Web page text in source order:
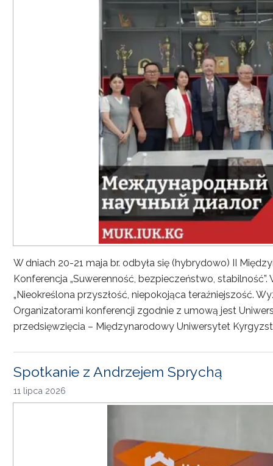
W dniach 20-21 maja br. odbyła się (hybrydowo) II
Konferencja „Suwerenność, bezpieczeństwo,
„Nieokreślona przyszłość, niepokojąca teraźniejszość.
Organizatorami konferencji zgodnie z umową jest
przedsięwzięcia – Międzynarodowy Uniwersytet
Spotkanie z Andrzejem Sprychą
11 lipca 2026